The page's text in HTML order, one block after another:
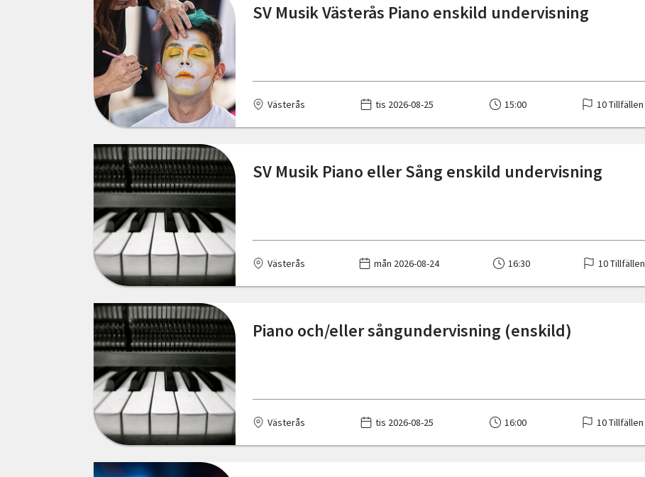
Västernorrlands län
Västmanlands län
Västra Götalands län
Örebro län
Grillby
Gränna
Gävle
Göteborg
Hallen
Hammarstrand
Haninge
Henån
Hindås
Hjo
Huddinge
Hägersten
Höör
SV Musik Västerås Piano enskild undervisning
Västerås tis 2026-08-25 15:00 10 Tillfällen
SV Musik Piano eller Sång enskild undervisning
Västerås mån 2026-08-24 16:30 10 Tillfällen
Piano och/eller sångundervisning (enskild)
Västerås tis 2026-08-25 16:00 10 Tillfällen